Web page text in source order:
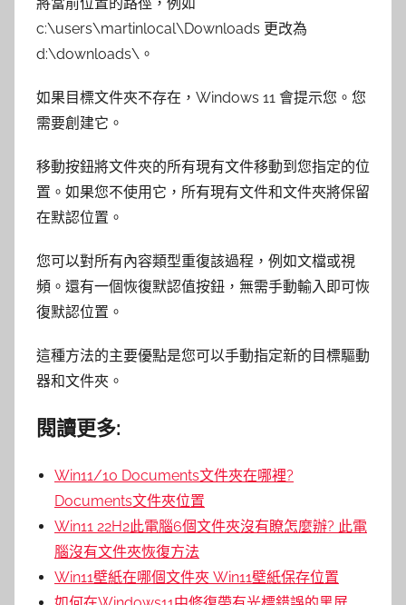
c:\users\martinlocal\Downloads 更改為
d:\downloads\。
如果目標文件夾不存在，Windows 11 會提示您。您
需要創建它。
移動按鈕將文件夾的所有現有文件移動到您指定的位
置。如果您不使用它，所有現有文件和文件夾將保留
在默認位置。
您可以對所有內容類型重復該過程，例如文檔或視
頻。還有一個恢復默認值按鈕，無需手動輸入即可恢
復默認位置。
這種方法的主要優點是您可以手動指定新的目標驅動
器和文件夾。
閱讀更多:
Win11/10 Documents文件夾在哪裡?
Documents文件夾位置
Win11 22H2此電腦6個文件夾沒有瞭怎麼辦? 此電
腦沒有文件夾恢復方法
Win11壁紙在哪個文件夾 Win11壁紙保存位置